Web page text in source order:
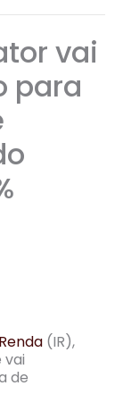
vai
para
(IR),
vai
de